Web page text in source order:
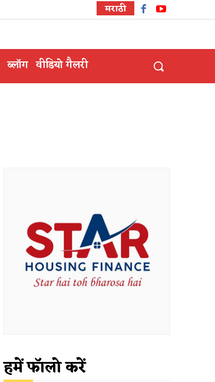
मराठी
ब्लॉग वीडियो गैलरी
हमें फॉलो करें